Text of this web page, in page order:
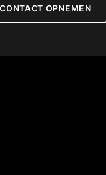
CONTACT OPNEMEN